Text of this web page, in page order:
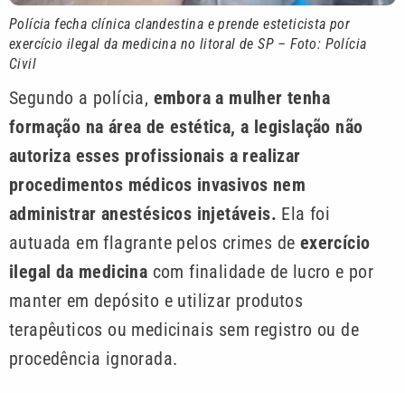
Polícia fecha clínica clandestina e prende esteticista por
exercício ilegal da medicina no litoral de SP – Foto: Polícia
Civil
Segundo a polícia, embora a mulher tenha
formação na área de estética, a legislação não
autoriza esses profissionais a realizar
procedimentos médicos invasivos nem
administrar anestésicos injetáveis. Ela foi
autuada em flagrante pelos crimes de exercício
ilegal da medicina com finalidade de lucro e por
manter em depósito e utilizar produtos
terapêuticos ou medicinais sem registro ou de
procedência ignorada.